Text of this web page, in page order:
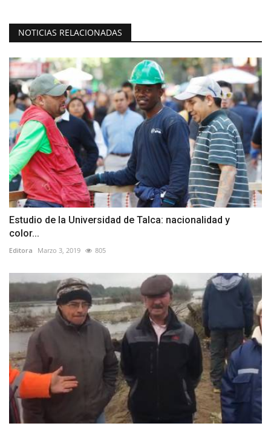
NOTICIAS RELACIONADAS
Estudio de la Universidad de Talca: nacionalidad y
color...
Editora Marzo 3, 2019 805